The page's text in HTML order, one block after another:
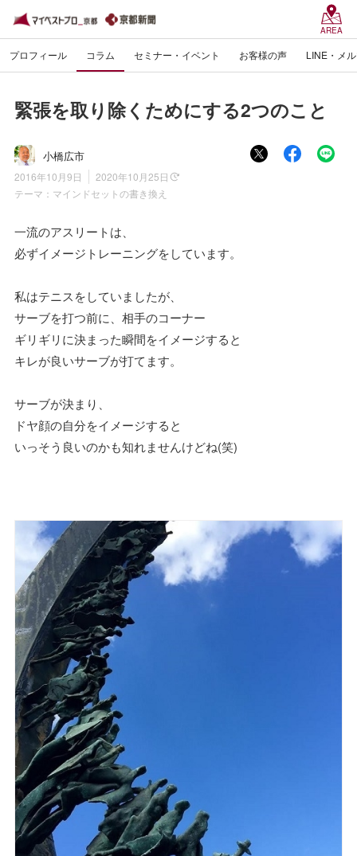
AREA
プロフィール コラム セミナー・イベント お客様の声 LINE・メ
緊張を取り除くためにする2つのこと
小橋広市
2016年10月9日
2020年10月25日
テーマ： マインドセットの書き換え
一流のアスリートは、
必ずイメージトレーニングをしています。
私はテニスをしていましたが、
サーブを打つ前に、相手のコーナー
ギリギリに決まった瞬間をイメージすると
キレが良いサーブが打てます。
サーブが決まり、
ドヤ顔の自分をイメージすると
いっそう良いのかも知れませんけどね(笑)